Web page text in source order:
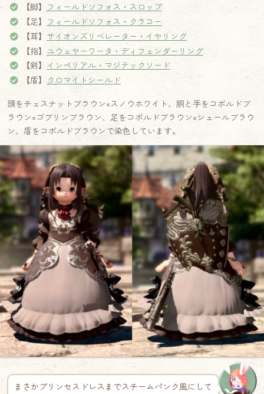
【脚】 フィールドソフォス・スロップ
【足】
フィールドソフォス・クラコー
【耳】 サイオンズリベレーター・イヤリング
【指】 ユウェヤーワータ・ディフェンダーリング
【剣】
インペリアル・マジテックソード
【盾】 クロマイトシールド
頭をチェスナットブラウン×スノウホワイト、胴と手をコボルドブ
ラウン×ゴブリンブラウン、足をコボルドブラウン×シェールブラウ
ン、盾をコボルドブラウンで染色しています。
まさかプリンセスドレスまでスチームパンク風にして